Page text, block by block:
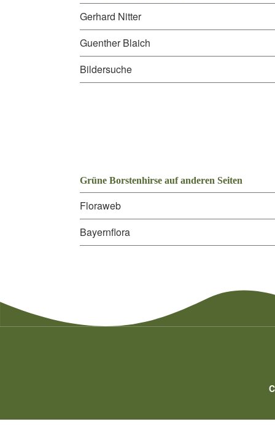
Gerhard Nitter
Guenther Blaich
Bildersuche
Grüne Borstenhirse auf anderen Seiten
Floraweb
Bayernflora